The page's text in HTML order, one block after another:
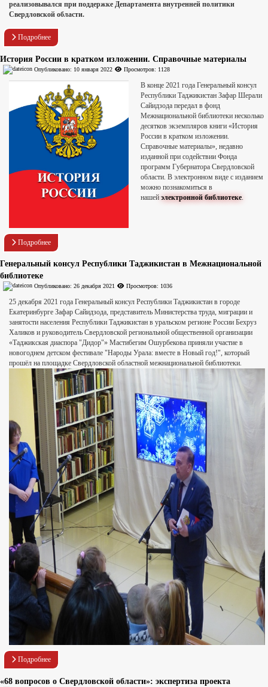
реализовывался при поддержке Департамента внутренней политики
Свердловской области.
Подробнее
История России в кратком изложении. Справочные материалы
Опубликовано: 10 января 2022 Просмотров: 1128
В конце 2021 года Генеральный консул
Республики Таджикистан Зафар Шерали
Сайидзода передал в фонд
Межнациональной библиотеки несколько
десятков экземпляров книги «История
России в кратком изложении.
Справочные материалы», недавно
изданной при содействии Фонда
программ Губернатора Свердловской
области. В электронном виде с изданием
можно познакомиться в
нашей электронной библиотеке
Подробнее
Генеральный консул Республики Таджикистан в Межнациональной
библиотеке
Опубликовано: 26 декабря 2021 Просмотров: 1036
25 декабря 2021 года Генеральный консул Республики Таджикистан в городе
Екатеринбурге Зафар Сайидзода, представитель Министерства труда, миграции и
занятости населения Республики Таджикистан в уральском регионе России Бехруз
Халиков и руководитель Свердловской региональной общественной организации
«Таджикская диаспора "Дидор"» Мастибегим Ошурбекова приняли участие в
новогоднем детском фестивале "Народы Урала: вместе в Новый год!", который
прошёл на площадке Свердловской областной межнациональной библиотеки.
Подробнее
«68 вопросов о Свердловской области»: экспертиза проекта